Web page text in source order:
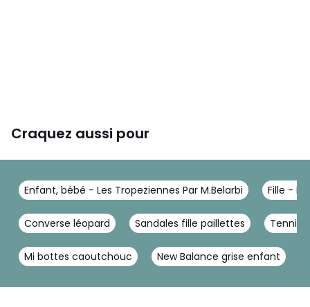
Craquez aussi pour
Enfant, bébé - Les Tropeziennes Par M.Belarbi Fille -
Converse léopard Sandales fille paillettes Tennis
Mi bottes caoutchouc New Balance grise enfant